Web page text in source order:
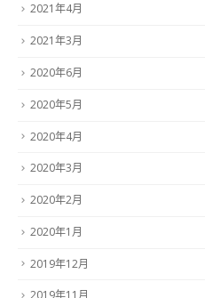
2021年4月
2021年3月
2020年6月
2020年5月
2020年4月
2020年3月
2020年2月
2020年1月
2019年12月